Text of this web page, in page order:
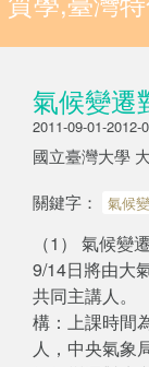
氣候變遷
2011-09-01-2012-
國立臺灣大學
關鍵字：
氣候
（1） 氣候變
9/14日將由大
共同主講人。
構：上課時間
人，中央氣象